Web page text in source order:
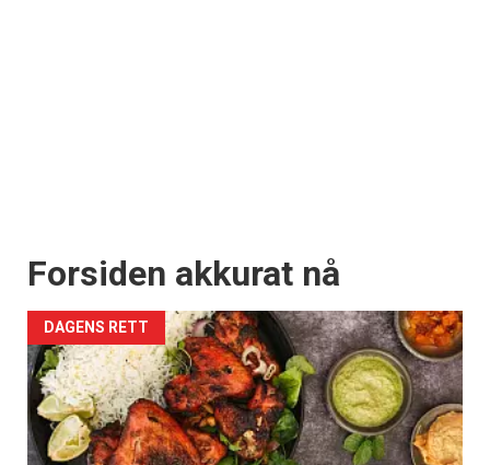
Forsiden akkurat nå
DAGENS RETT